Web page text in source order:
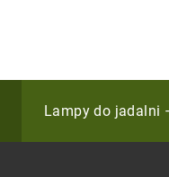
Jak wybrać
Lampy do jadalni
Jak wybrać